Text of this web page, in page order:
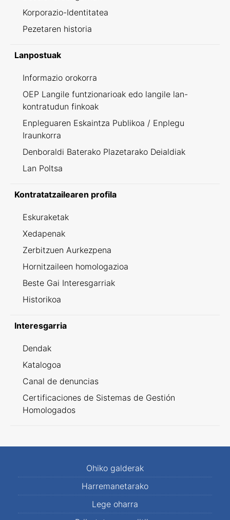
Korporazio-Identitatea
Pezetaren historia
Lanpostuak
Informazio orokorra
OEP Langile funtzionarioak edo langile lan-
kontratudun finkoak
Enpleguaren Eskaintza Publikoa / Enplegu
Iraunkorra
Denboraldi Baterako Plazetarako Deialdiak
Lan Poltsa
Kontratatzailearen profila
Eskuraketak
Xedapenak
Zerbitzuen Aurkezpena
Hornitzaileen homologazioa
Beste Gai Interesgarriak
Historikoa
Interesgarria
Dendak
Katalogoa
Canal de denuncias
Certificaciones de Sistemas de Gestión
Homologados
Ohiko galderak
Harremanetarako
Lege oharra